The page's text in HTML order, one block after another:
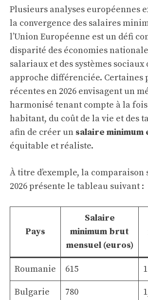
Plusieurs analyses européennes
la convergence des salaires
l’Union Européenne est un défi
disparité des économies
salariaux et des systèmes sociaux
approche différenciée. Certaines
récentes en 2026 envisagent un
harmonisé tenant compte à la
habitant, du coût de la vie et des
afin de créer un salaire minimum
équitable et réaliste.
À titre d’exemple, la
2026 présente le tableau suivant :
Pays
Salaire
minimum brut
mensuel (euros)
Roumanie 615 1
Bulgarie 780